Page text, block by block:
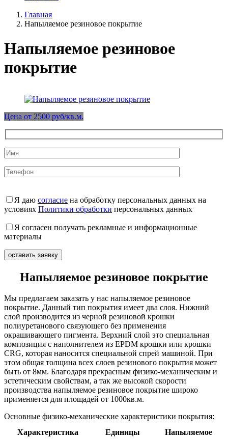
Главная
Напыляемое резиновое покрытие
Напыляемое резиновое
покрытие
Цена от 2500 руб/кв.м.
Я даю согласие на обработку персональных данных на
условиях Политики обработки персональных данных
Я согласен получать рекламные и информационные
материалы
Напыляемое резиновое покрытие
Мы предлагаем заказать у нас напыляемое резиновое
покрытие. Данный тип покрытия имеет два слоя. Нижний
слой производится из черной резиновой крошки
полиуретанового связующего без применения
окрашивающего пигмента. Верхний слой это специальная
композиция с наполнителем из EPDM крошки или крошки
CRG, которая наносится специальной спрей машиной. При
этом общая толщина всех слоев резинового покрытия может
быть от 8мм. Благодаря прекрасным физико-механическим и
эстетическим свойствам, а так же высокой скорости
производства напыляемое резиновое покрытие широко
применяется для площадей от 1000кв.м.
Основные физико-механические характеристики покрытия:
Характеристика
Единицы Напыляемое